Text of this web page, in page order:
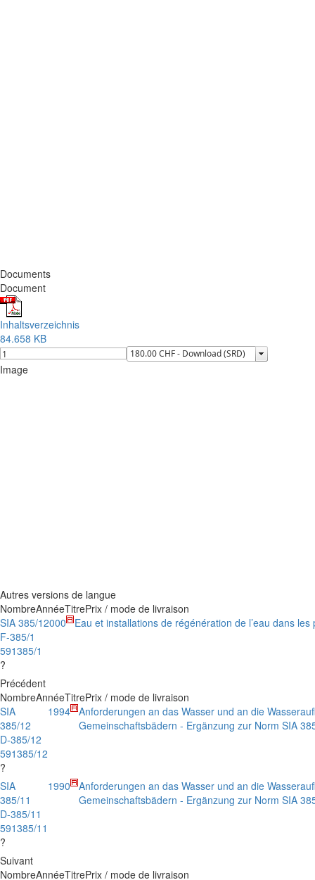
Documents
Document
Inhaltsverzeichnis
84.658 KB
Image
Autres versions de langue
NombreAnnéeTitrePrix / mode de livraison
SIA 385/1
F-385/1
591385/1
?
2000 Eau et installations de régénération de l’eau dans
Précédent
NombreAnnéeTitrePrix / mode de livraison
SIA
385/12
D-385/12
591385/12
?
1994 Anforderungen an das Wasser und an die
Gemeinschaftsbädern - Ergänzung zur Norm SIA
SIA
385/11
D-385/11
591385/11
?
1990
Anforderungen an das Wasser und an die
Gemeinschaftsbädern - Ergänzung zur Norm SIA
Suivant
NombreAnnéeTitrePrix / mode de livraison